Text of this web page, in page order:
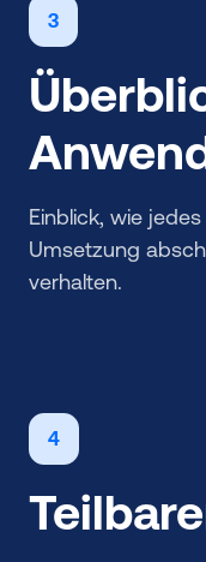
3
Einblick, wie
Umsetzung
verhalten.
4